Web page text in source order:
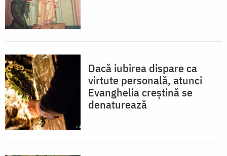
Dacă iubirea dispare ca
virtute personală, atunci
Evanghelia creștină se
denaturează